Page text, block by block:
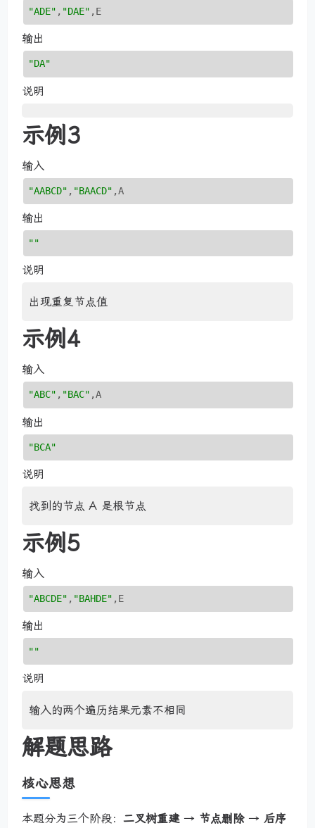
"ADE" , "DAE" ,E
输出
"DA"
说明
示例3
输入
"AABCD" , "BAACD" ,A
输出
""
说明
出现重复节点值
示例4
输入
"ABC" , "BAC" ,A
输出
"BCA"
说明
找到的节点 A 是根节点
示例5
输入
"ABCDE" , "BAHDE" ,E
输出
""
说明
输入的两个遍历结果元素不相同
解题思路
核心思想
本题分为三个阶段： 二叉树重建→ 节点删除→ 后序